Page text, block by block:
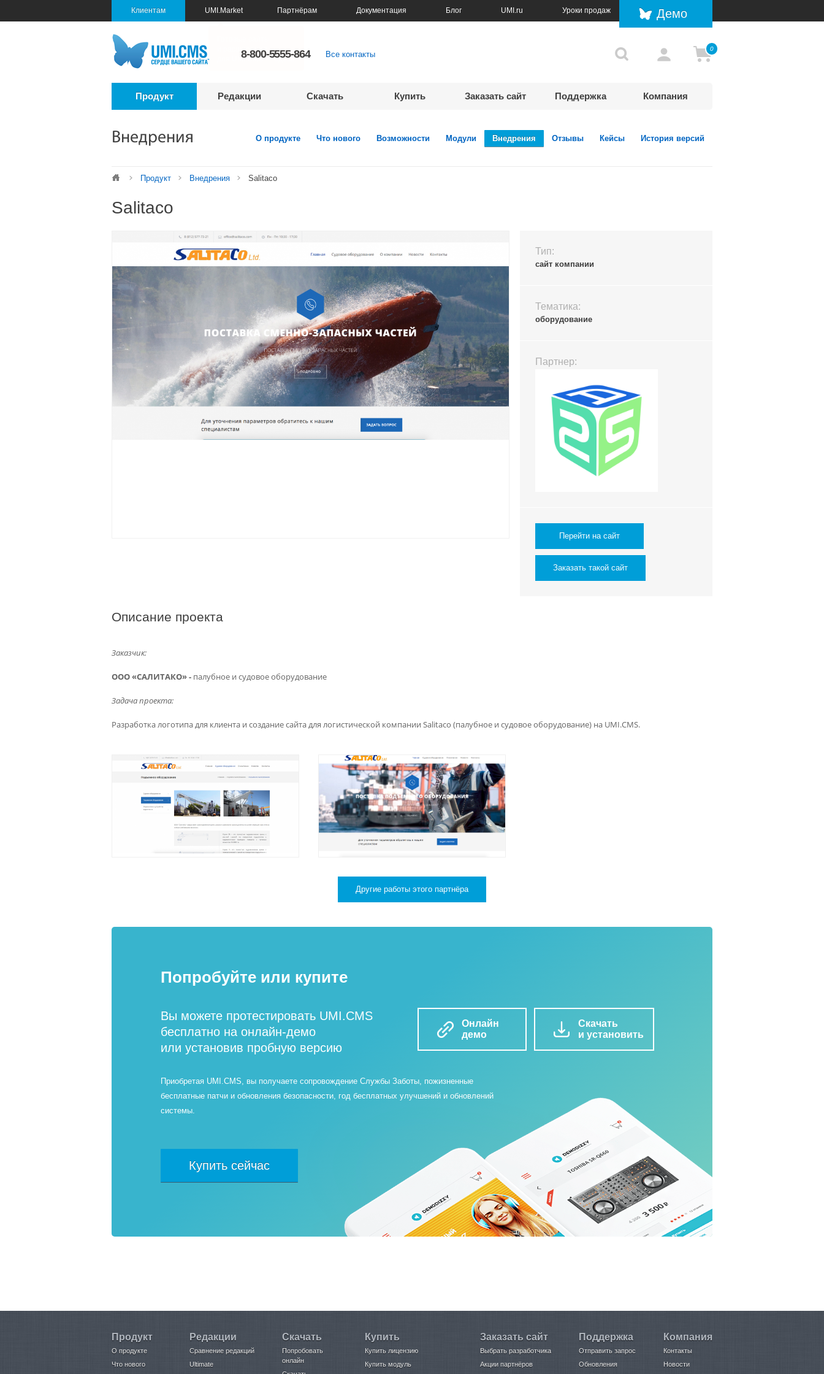
Клиентам UMI.Market Партнёрам Документация Блог UMI.ru Уроки продаж Демо
8-800-5555-864 Все контакты
0
Продукт Редакции Скачать Купить Заказать сайт Поддержка Компания
Внедрения О продукте Что нового Возможности Модули Внедрения Отзывы Кейсы История версий
Продукт Внедрения Salitaco
Salitaco
Тип:
сайт компании
Тематика:
оборудование
Партнер:
Перейти на сайт
Заказать такой сайт
Описание проекта
Заказчик:
ООО «САЛИТАКО» - палубное и судовое оборудование
Задача проекта:
Разработка логотипа для клиента и создание сайта для логистической компании Salitaco (палубное и судовое оборудование) на UMI.CMS.
Другие работы этого партнёра
Попробуйте или купите
Вы можете протестировать UMI.CMS
бесплатно на онлайн-демо
или установив пробную версию
Онлайн
демо
Скачать
и установить
Приобретая UMI.CMS, вы получаете сопровождение Службы Заботы, пожизненные
бесплатные патчи и обновления безопасности, год бесплатных улучшений и обновлений
системы.
Купить сейчас
Продукт
О продукте
Что нового
Редакции
Сравнение редакций
Ultimate
Скачать
Попробовать
онлайн
Купить
Купить лицензию
Купить модуль
Заказать сайт
Выбрать разработчика
Акции партнёров
Поддержка
Отправить запрос
Обновления
Компания
Контакты
Новости